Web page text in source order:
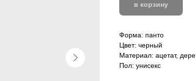
в корзину
Форма: панто
Цвет: черный
Материал: ацетат,
Пол: унисекс